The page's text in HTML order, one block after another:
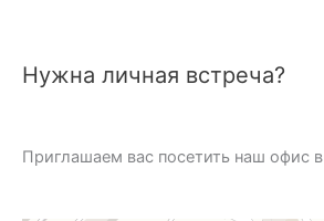
Нужна личная встреча?
Приглашаем вас посетить наш офис в